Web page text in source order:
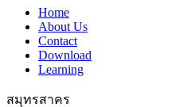
Home
About Us
Contact
Download
Learning
สมุทรสาคร